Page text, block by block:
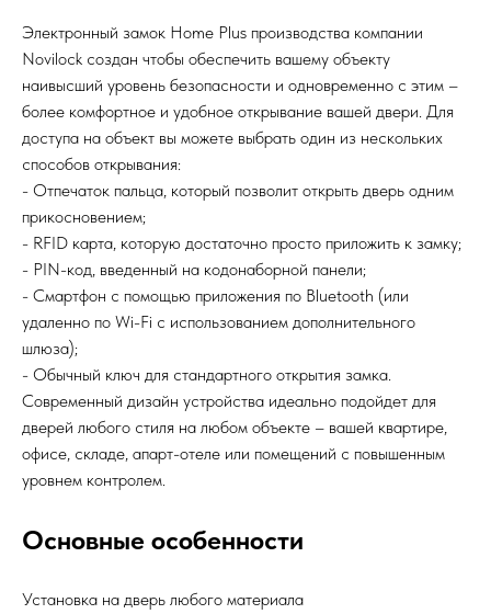
Электронный замок Home Plus производства компании
Novilock создан чтобы обеспечить вашему объекту
наивысший уровень безопасности и одновременно с этим –
более комфортное и удобное открывание вашей двери. Для
доступа на объект вы можете выбрать один из нескольких
способов открывания:
- Отпечаток пальца, который позволит открыть дверь одним
прикосновением;
- RFID карта, которую достаточно просто приложить к замку;
- PIN-код, введенный на кодонаборной панели;
- Смартфон с помощью приложения по Bluetooth (или
удаленно по Wi-Fi с использованием дополнительного
шлюза);
- Обычный ключ для стандартного открытия замка.
Современный дизайн устройства идеально подойдет для
дверей любого стиля на любом объекте – вашей квартире,
офисе, складе, апарт-отеле или помещений с повышенным
уровнем контролем.
Основные особенности
Установка на дверь любого материала